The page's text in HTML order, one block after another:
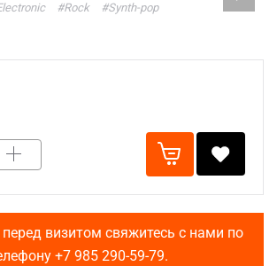
#Rock
#Synth-pop
визитом свяжитесь с нами по
+7 985 290-59-79.